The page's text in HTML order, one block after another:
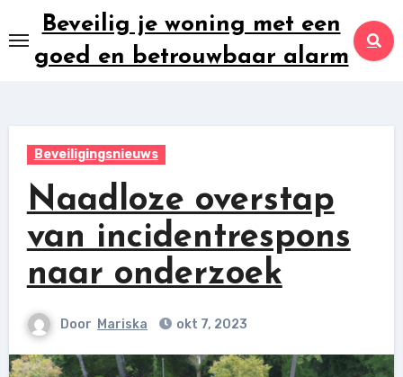
naar
inhoud
Beveilig je woning met een
goed en betrouwbaar alarm
Beveiligingsnieuws
Naadloze overstap
van incidentrespons
naar onderzoek
Door Mariska okt 7, 2023